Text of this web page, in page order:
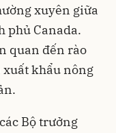
xuyên giữa
phủ Canada.
quan đến rào
khẩu nông
Bộ trưởng